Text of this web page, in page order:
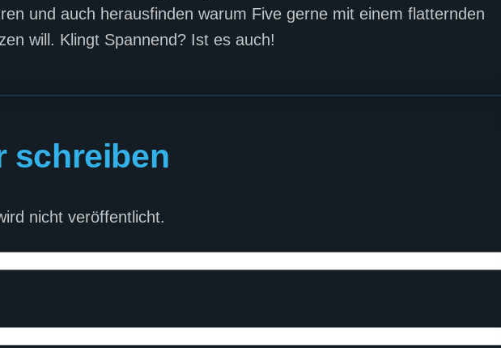
und auch herausfinden warum Five gerne mit einem flatternden
will. Klingt Spannend? Ist es auch!
schreiben
nicht veröffentlicht.